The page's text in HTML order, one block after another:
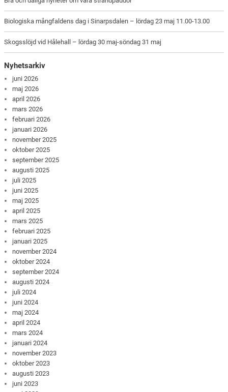
Biologiska mångfaldens dag i Sinarpsdalen – lördag 23 maj 11.00-13.00
Skogsslöjd vid Hålehall – lördag 30 maj-söndag 31 maj
Nyhetsarkiv
juni 2026
maj 2026
april 2026
mars 2026
februari 2026
januari 2026
november 2025
oktober 2025
september 2025
augusti 2025
juli 2025
juni 2025
maj 2025
april 2025
mars 2025
februari 2025
januari 2025
november 2024
oktober 2024
september 2024
augusti 2024
juli 2024
juni 2024
maj 2024
april 2024
mars 2024
januari 2024
november 2023
oktober 2023
augusti 2023
juni 2023